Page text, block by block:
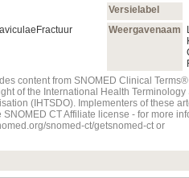
Versielabel
Weergavenaam
content from SNOMED Clinical
of the International Health Terminology
(IHTSDO). Implementers of these
SNOMED CT Affiliate license - for more
snomed-ct/getsnomed-ct or